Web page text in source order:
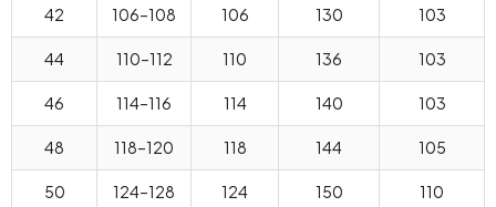
42 106–108 106 130 103
44 110–112 110 136 103
46 114–116 114 140 103
48 118–120 118 144 105
50 124–128 124 150
110